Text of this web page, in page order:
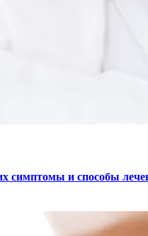
симптомы и способы